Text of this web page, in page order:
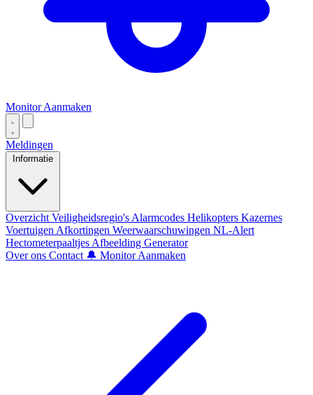
Monitor Aanmaken
Meldingen
Informatie
Overzicht Veiligheidsregio's Alarmcodes Helikopters Kazernes
Voertuigen Afkortingen Weerwaarschuwingen NL-Alert
Hectometerpaaltjes Afbeelding Generator
Over ons Contact 🔔 Monitor Aanmaken